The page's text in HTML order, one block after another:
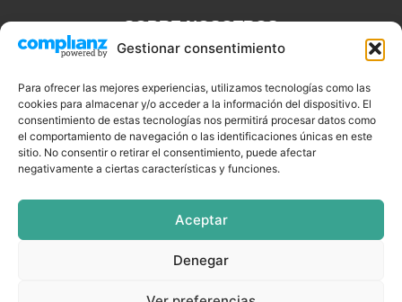
Gestionar consentimiento
Para ofrecer las mejores experiencias, utilizamos tecnologías como las
cookies para almacenar y/o acceder a la información del dispositivo. El
consentimiento de estas tecnologías nos permitirá procesar datos como
el comportamiento de navegación o las identificaciones únicas en este
sitio. No consentir o retirar el consentimiento, puede afectar
negativamente a ciertas características y funciones.
Aceptar
Denegar
SOBRE NOSOTROS
que necesitas saber sobre noticias, novedades, tecnologías y
aplicaciones que te ayudaran a ser un mejor Djs.
SÍGUENOS
EQUIPAMIENTO EVENTOS